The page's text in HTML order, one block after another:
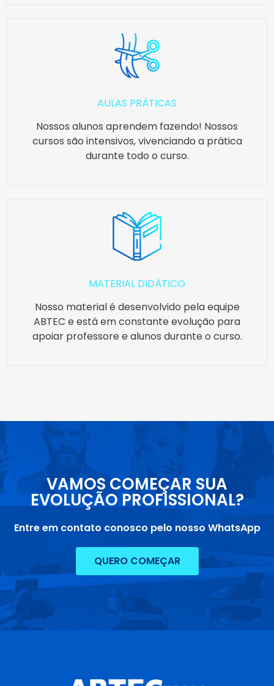
AULAS PRÁTICAS
Nossos alunos aprendem fazendo! Nossos
cursos são intensivos, vivenciando a prática
durante todo o curso.
MATERIAL DIDÁTICO
Nosso material é desenvolvido pela equipe
ABTEC e está em constante evolução para
apoiar professore e alunos durante o curso.
VAMOS COMEÇAR SUA
EVOLUÇÃO PROFISSIONAL?
Entre em contato conosco pelo nosso WhatsApp
QUERO COMEÇAR